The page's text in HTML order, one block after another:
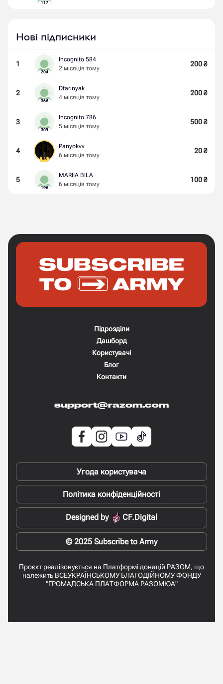
117
Нові підписники
1
204
Incognito 584
2 місяців тому
200₴
2
366
Dfarinyak
4 місяців тому
200₴
3
309
Incognito 786
5 місяців тому
500₴
4
55
Panyokvv
6 місяців тому
20₴
5
196
MARIIA BILA
6 місяців тому
100₴
Підрозділи
Дашборд
Користувачі
Блог
Контакти
support@razom.com
Угода користувача
Політика конфіденційності
Designed by CF.Digital
© 2025 Subscribe to Army
Проєкт реалізовується на Платформі донацій РАЗОМ, що
належить ВСЕУКРАЇНСЬКОМУ БЛАГОДІЙНОМУ ФОНДУ
"ГРОМАДСЬКА ПЛАТФОРМА РАЗОМЮА"